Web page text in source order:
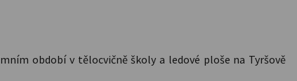
období v tělocvičně školy a ledové ploše na Tyršově